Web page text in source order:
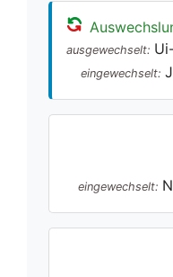
ausgewechselt:
eingewechselt:
eingewechselt: